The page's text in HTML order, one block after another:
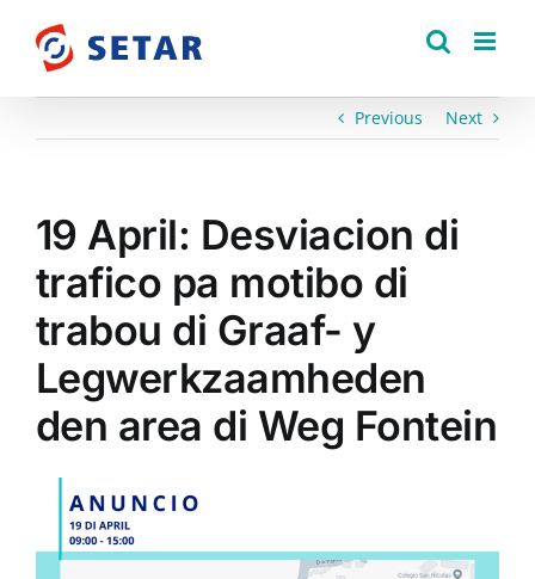
content
Previous Next
19 April: Desviacion di
trafico pa motibo di
trabou di Graaf- y
Legwerkzaamheden
den area di Weg Fontein